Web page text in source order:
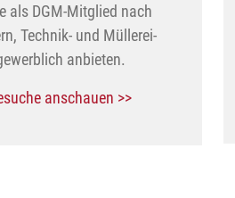
als DGM-Mitglied nach
Technik- und Müllerei-
anbieten.
anschauen >>